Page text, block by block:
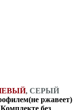
, СЕРЫЙ
ржавеет)
без